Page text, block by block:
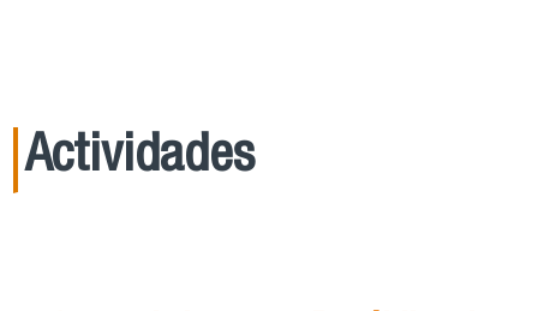
Actividades